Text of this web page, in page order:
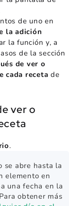
de uno en
la adición
la función y, a
de la sección
de ver o
cada receta de
ver o
.
se abre hasta la
elemento en
una fecha en la
obtener más